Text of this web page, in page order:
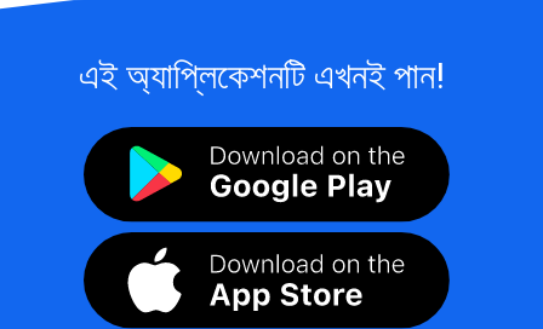
এই অ্যাপ্লিকেশনটি এখনই পান!